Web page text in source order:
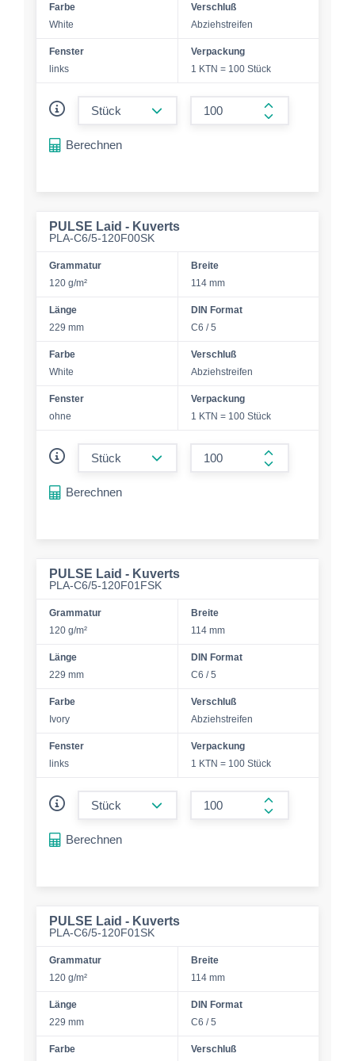
Farbe
White
Verschluß
Abziehstreifen
Fenster
links
Verpackung
1 KTN = 100 Stück
form.increase-
Berechnen
PULSE Laid - Kuverts
PLA-C6/5-120F00SK
Grammatur
120 g/m²
Breite
114 mm
Länge
229 mm
DIN Format
C6 / 5
Farbe
White
Verschluß
Abziehstreifen
Fenster
ohne
Verpackung
1 KTN = 100 Stück
form.increase-
Berechnen
PULSE Laid - Kuverts
PLA-C6/5-120F01FSK
Grammatur
120 g/m²
Breite
114 mm
Länge
229 mm
DIN Format
C6 / 5
Farbe
Ivory
Verschluß
Abziehstreifen
Fenster
links
Verpackung
1 KTN = 100 Stück
form.increase-
Berechnen
PULSE Laid - Kuverts
PLA-C6/5-120F01SK
Grammatur
120 g/m²
Breite
114 mm
Länge
229 mm
DIN Format
C6 / 5
Farbe Verschluß